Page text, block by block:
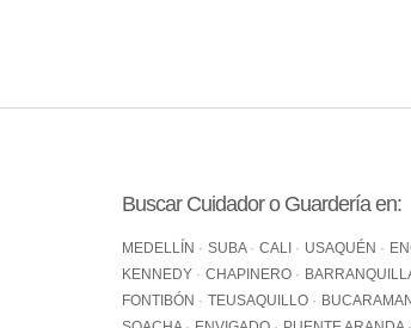
Buscar Cuidador o Guardería en:
MEDELLÍN SUBA CALI USAQUÉN
KENNEDY
CHAPINERO
FONTIBÓN
TEUSAQUILLO